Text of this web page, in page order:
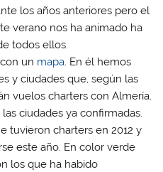
los años anteriores pero el
verano nos ha animado ha
todos ellos.
un mapa. En él hemos
y ciudades que, según las
vuelos charters con Almería.
ciudades ya confirmadas.
tuvieron charters en 2012 y
este año. En color verde
los que ha habido